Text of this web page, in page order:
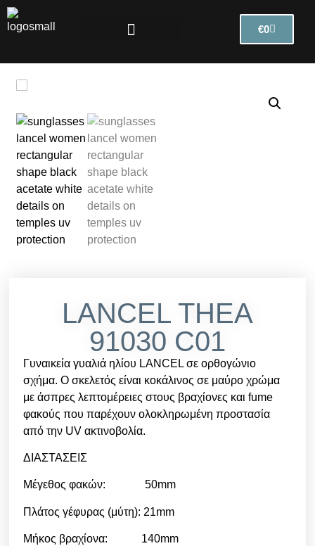
€0
LANCEL THEA
91030 C01
Γυναικεία γυαλιά ηλίου LANCEL σε ορθογώνιο
σχήμα. Ο σκελετός είναι κοκάλινος σε μαύρο χρώμα
με άσπρες λεπτομέρειες στους βραχίονες και fume
φακούς που παρέχουν ολοκληρωμένη προστασία
από την UV ακτινοβολία.
ΔΙΑΣΤΑΣΕΙΣ
Μέγεθος φακών: 50mm
Πλάτος γέφυρας (μύτη): 21mm
Μήκος βραχίονα: 140mm